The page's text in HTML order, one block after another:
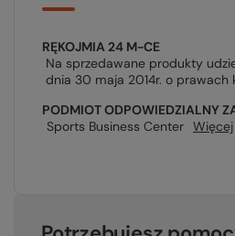
RĘKOJMIA 24 M-CE
Na sprzedawane produkty
dnia 30 maja 2014r. o prawach
PODMIOT ODPOWIEDZIALNY
Sports Business Center Więcej